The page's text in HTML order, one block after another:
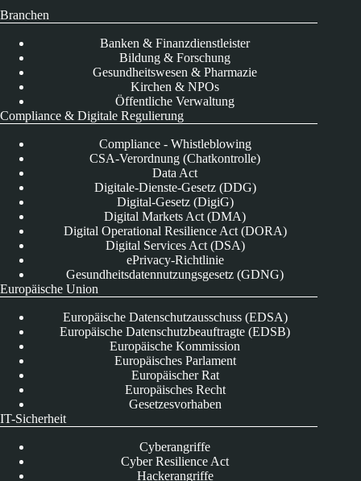
Branchen
Banken & Finanzdienstleister
Bildung & Forschung
Gesundheitswesen & Pharmazie
Kirchen & NPOs
Öffentliche Verwaltung
Compliance & Digitale Regulierung
Compliance - Whistleblowing
CSA-Verordnung (Chatkontrolle)
Data Act
Digitale-Dienste-Gesetz (DDG)
Digital-Gesetz (DigiG)
Digital Markets Act (DMA)
Digital Operational Resilience Act (DORA)
Digital Services Act (DSA)
ePrivacy-Richtlinie
Gesundheitsdatennutzungsgesetz (GDNG)
Europäische Union
Europäische Datenschutzausschuss (EDSA)
Europäische Datenschutzbeauftragte (EDSB)
Europäische Kommission
Europäisches Parlament
Europäischer Rat
Europäisches Recht
Gesetzesvorhaben
IT-Sicherheit
Cyberangriffe
Cyber Resilience Act
Hackerangriffe